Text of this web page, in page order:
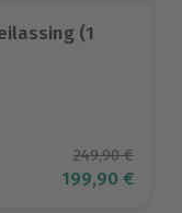
(1
249,90 €
Aktueller
199,90 €